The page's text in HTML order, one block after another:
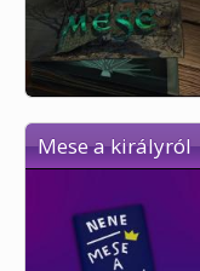
Mese a királyról